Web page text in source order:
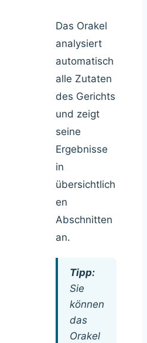
Das Orakel
analysiert
automatisch
alle Zutaten
des Gerichts
und zeigt
seine
Ergebnisse
in
übersichtlich
en
Abschnitten
an.
Tipp:
Sie
können
das
Orakel